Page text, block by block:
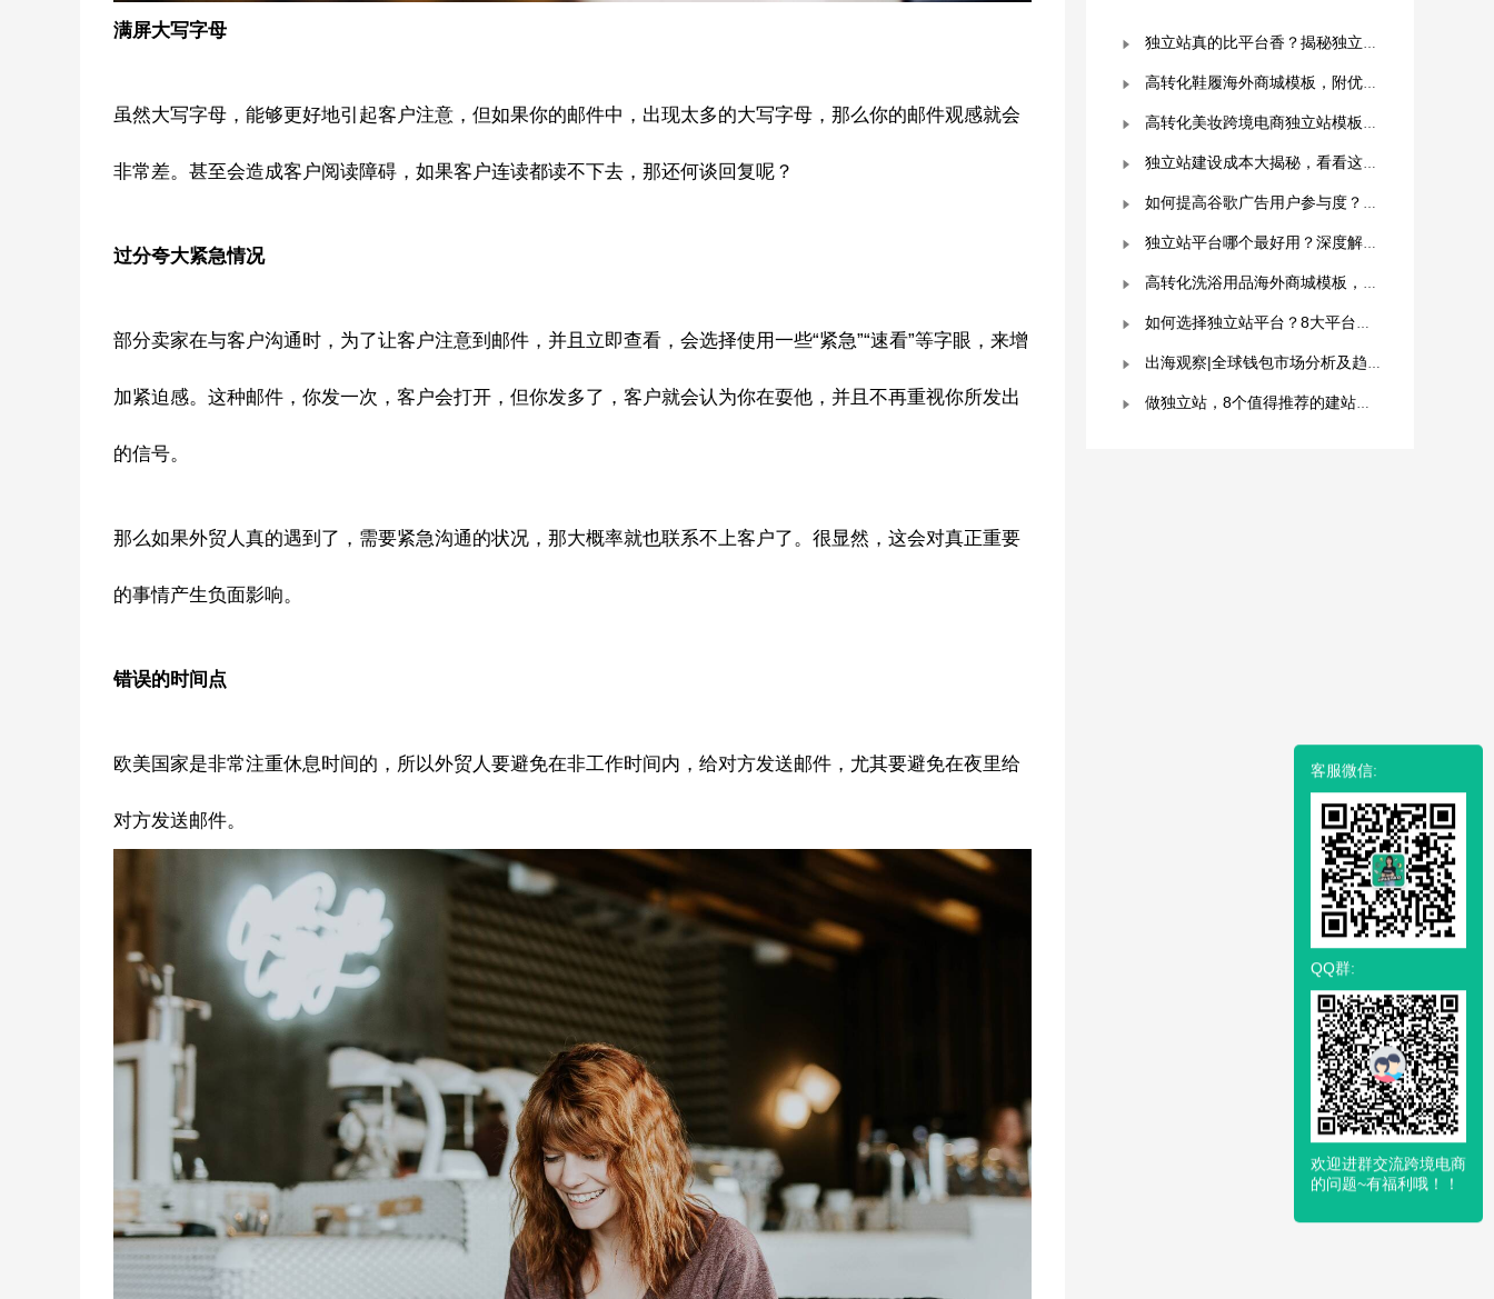
满屏大写字母
虽然大写字母，能够更好地引起客户注意，但如果你的邮件中，出现太多的大写字母，那么你的邮件观感就会
非常差。甚至会造成客户阅读障碍，如果客户连读都读不下去，那还何谈回复呢？
过分夸大紧急情况
部分卖家在与客户沟通时，为了让客户注意到邮件，并且立即查看，会选择使用一些“紧急”“速看”等字眼，来增
加紧迫感。这种邮件，你发一次，客户会打开，但你发多了，客户就会认为你在耍他，并且不再重视你所发出
的信号。
那么如果外贸人真的遇到了，需要紧急沟通的状况，那大概率就也联系不上客户了。很显然，这会对真正重要
的事情产生负面影响。
错误的时间点
欧美国家是非常注重休息时间的，所以外贸人要避免在非工作时间内，给对方发送邮件，尤其要避免在夜里给
对方发送邮件。
客服微信:
QQ群:
欢迎进群交流跨境电商
的问题~有福利哦！！